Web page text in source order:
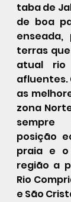
taba de
de boa
enseada,
terras
atual rio
afluentes.
as
zona
sempre
posição
praia e
região a
Rio
e São